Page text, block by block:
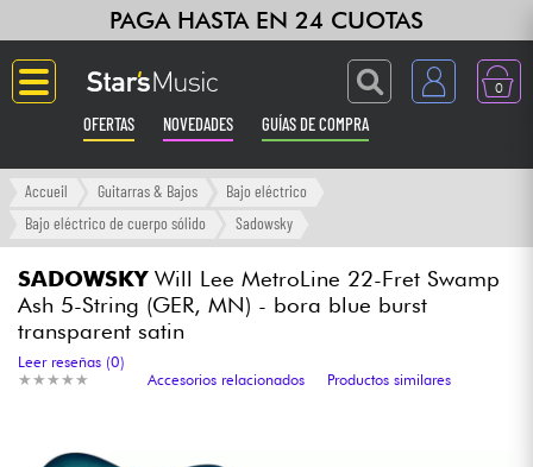
PAGA HASTA EN 24 CUOTAS
0
OFERTAS NOVEDADES GUÍAS DE COMPRA
Langue
Ampli & Efectos
Pianos
Accueil Guitarras & Bajos
Bajo eléctrico
Bajo eléctrico de cuerpo sólido
Sadowsky
SADOWSKYWill Lee MetroLine 22-Fret Swamp
Ash 5-String (GER, MN) - bora blue burst
transparent satin
★ ★ ★ ★ ★
★ ★ ★ ★ ★
Leer reseñas (0)
Accesorios relacionados
Productos similares